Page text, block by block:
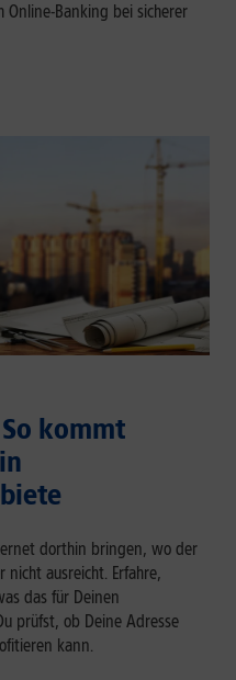
Online-Banking bei sicherer
kommt
dorthin bringen, wo der
ausreicht. Erfahre,
das für Deinen
prüfst, ob Deine Adresse
kann.